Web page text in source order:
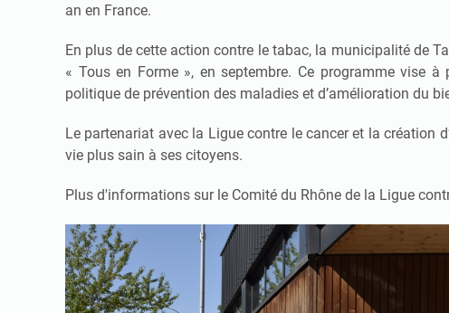
an en France.
En plus de cette action contre le tabac, la municipalité de
« Tous en Forme », en septembre. Ce programme vise
politique de prévention des maladies et d’amélioration du
Le partenariat avec la Ligue contre le cancer et la création
vie plus sain à ses citoyens.
Plus d'informations sur le Comité du Rhône de la Ligue